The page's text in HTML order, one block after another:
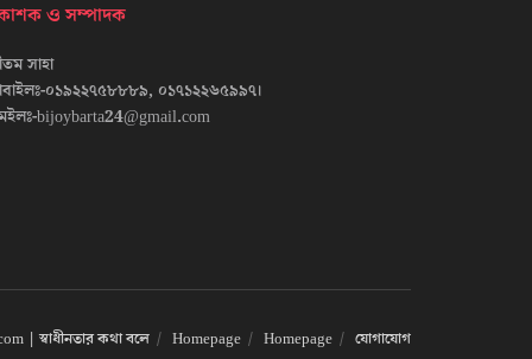
ও সম্পাদক
সাহা
০১৯২২৭৫৮৮৮৯, ০১৭১২২৬৫৯৯৭।
bijoybarta24@gmail.com
| স্বাধীনতার কথা বলে Homepage Homepage যোগাযোগ